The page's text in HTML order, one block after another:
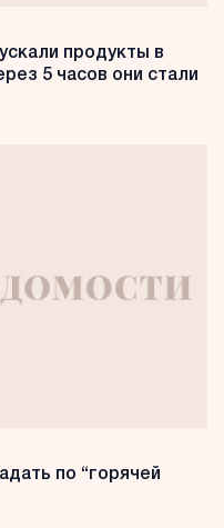
продукты в
5 часов они стали
по “горячей